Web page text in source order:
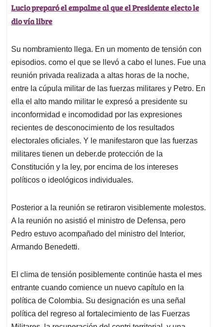
Lucio preparó el empalme al que el Presidente electo le
dio vía libre
Su nombramiento llega. En un momento de tensión con
episodios. como el que se llevó a cabo el lunes. Fue una
reunión privada realizada a altas horas de la noche,
entre la cúpula militar de las fuerzas militares y Petro. En
ella el alto mando militar le expresó a presidente su
inconformidad e incomodidad por las expresiones
recientes de desconocimiento de los resultados
electorales oficiales. Y le manifestaron que las fuerzas
militares tienen un deber.de protección de la
Constitución y la ley, por encima de los intereses
políticos o ideológicos individuales.
Posterior a la reunión se retiraron visiblemente molestos.
A la reunión no asistió el ministro de Defensa, pero
Pedro estuvo acompañado del ministro del Interior,
Armando Benedetti.
El clima de tensión posiblemente continúe hasta el mes
entrante cuando comience un nuevo capítulo en la
política de Colombia. Su designación es una señal
política del regreso al fortalecimiento de las Fuerzas